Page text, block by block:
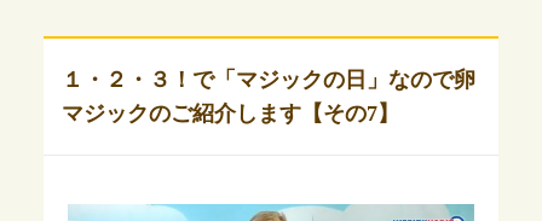
１・２・３！で「マジックの日」なので卵
マジックのご紹介します【その7】